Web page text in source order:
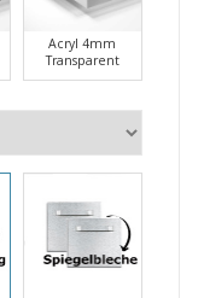
Acryl 4mm
Transparent